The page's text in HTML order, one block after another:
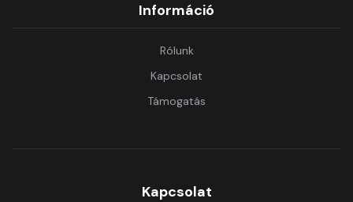
Információ
Rólunk
Kapcsolat
Támogatás
Kapcsolat